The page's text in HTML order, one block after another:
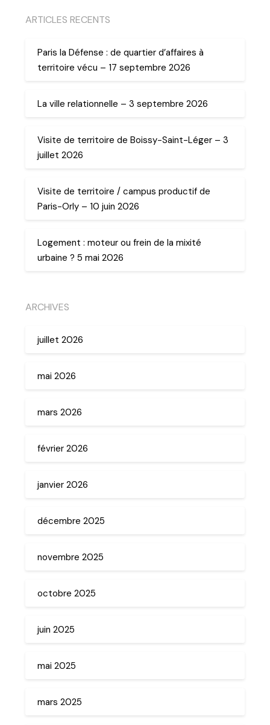
ARTICLES RECENTS
Paris la Défense : de quartier d’affaires à
territoire vécu – 17 septembre 2026
La ville relationnelle – 3 septembre 2026
Visite de territoire de Boissy-Saint-Léger – 3
juillet 2026
Visite de territoire / campus productif de
Paris-Orly – 10 juin 2026
Logement : moteur ou frein de la mixité
urbaine ? 5 mai 2026
ARCHIVES
juillet 2026
mai 2026
mars 2026
février 2026
janvier 2026
décembre 2025
novembre 2025
octobre 2025
juin 2025
mai 2025
mars 2025